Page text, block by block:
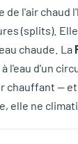
l'air chaud
(splits). Elle
chaude. La
l'eau d'un
chauffant —
elle ne